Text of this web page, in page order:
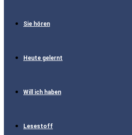
Sie hören
Heute gelernt
Will ich haben
Lesestoff